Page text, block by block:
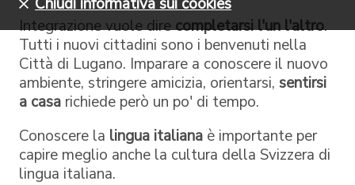
Integrazione vuole direcompletarsi l'un l'altro.
Tutti i nuovi cittadini sono i benvenuti nella
Città di Lugano. Imparare a conoscere il nuovo
ambiente, stringere amicizia, orientarsi, sentirsi
a casa richiede però un po' di tempo.
Conoscere la lingua italiana è importante per
capire meglio anche la cultura della Svizzera di
lingua italiana.